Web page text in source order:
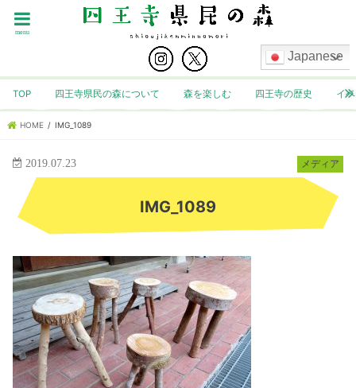
Japanese
menu
TOP 四王寺県民の森について 森を楽しむ 四王寺の歴史 イ
HOME IMG_1089
メディア
2019.07.23
IMG_1089